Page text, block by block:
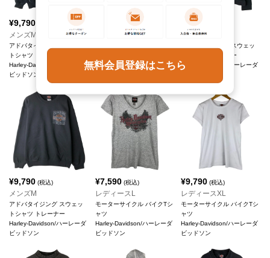
¥9,790
メンズM
アドバタイジング スウェッ
トシャツ トレーナー
Harley-Davidson/ハーレーダ
ビッドソン
メンズXXL
Harley-Davidson/ハーレーダ
9,790
メンズXL
アドバタイジング スウェッ
トシャツ トレーナー
Harley-Davidson/ハーレーダ
¥9,790 (税込)
メンズM
アドバタイジング スウェッ
トシャツ トレーナー
Harley-Davidson/ハーレーダ
ビッドソン
¥7,590(税込)
レディースL
モーターサイクル バイクTシ
ャツ
Harley-Davidson/ハーレーダ
ビッドソン
¥9,790 (税込)
レディースXL
モーターサイクル バイクTシ
ャツ
Harley-Davidson/ハーレーダ
ビッドソン
無料会員登録はこちら